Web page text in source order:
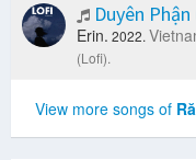
Duyên
Erin. 2022.
(Lofi).
View more songs of